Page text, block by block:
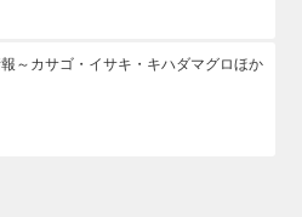
～カサゴ・イサキ・キハダマグロほか